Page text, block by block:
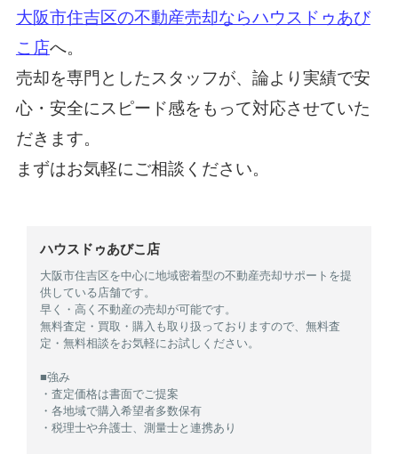
大阪市住吉区の不動産売却ならハウスドゥあび
こ店へ。
売却を専門としたスタッフが、論より実績で安
心・安全にスピード感をもって対応させていた
だきます。
まずはお気軽にご相談ください。
ハウスドゥあびこ店
大阪市住吉区を中心に地域密着型の不動産売却サポートを提
供している店舗です。
早く・高く不動産の売却が可能です。
無料査定・買取・購入も取り扱っておりますので、無料査
定・無料相談をお気軽にお試しください。
■強み
・査定価格は書面でご提案
・各地域で購入希望者多数保有
・税理士や弁護士、測量士と連携あり